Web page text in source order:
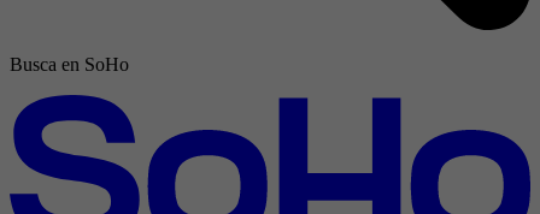
Busca en SoHo